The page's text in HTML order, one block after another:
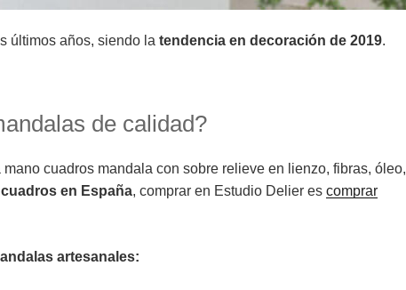
últimos años, siendo la tendencia en decoración de 2019.
de calidad?
cuadros mandala con sobre relieve en lienzo, fibras, óleo,
cuadros en España, comprar en Estudio Delier es comprar
artesanales: